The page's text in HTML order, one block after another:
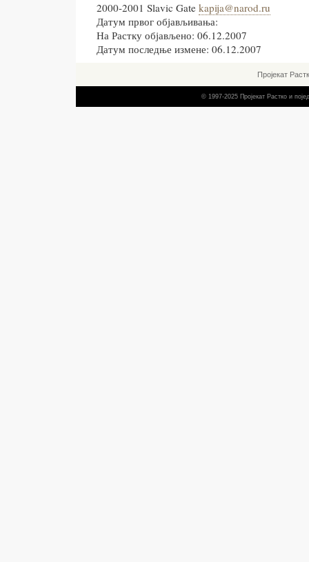
2000-2001 Slavic Gate kapija@narod.ru
Датум првог објављивања:
На Растку објављено: 06.12.2007
Датум последње измене: 06.12.2007
Пројекат
© 1997-2025 Пројекат Растко и